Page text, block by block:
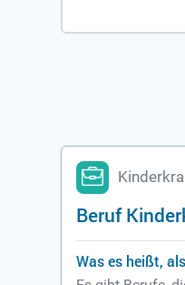
Beruf
Was es heißt,